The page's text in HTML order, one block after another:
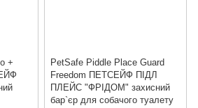
+
PetSafe Piddle Place Guard
Freedom ПЕТСЕЙФ ПІДЛ
ПЛЕЙС "ФРІДОМ" захисний
бар`єр для собачого туалету